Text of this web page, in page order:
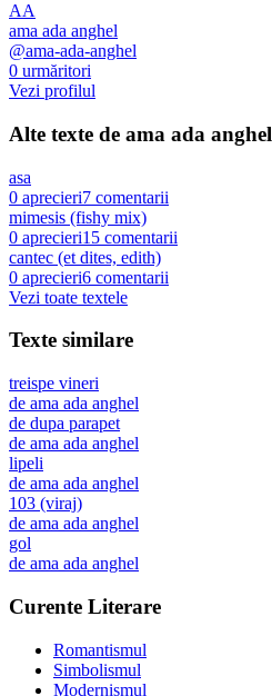
AA
ama ada anghel
@ama-ada-anghel
0 urmăritori
Vezi profilul
Alte texte de ama ada anghel
asa
0 aprecieri7 comentarii
mimesis (fishy mix)
0 aprecieri15 comentarii
cantec (et dites, edith)
0 aprecieri6 comentarii
Vezi toate textele
Texte similare
treispe vineri
de ama ada anghel
de dupa parapet
de ama ada anghel
lipeli
de ama ada anghel
103 (viraj)
de ama ada anghel
gol
de ama ada anghel
Curente Literare
Romantismul
Simbolismul
Modernismul